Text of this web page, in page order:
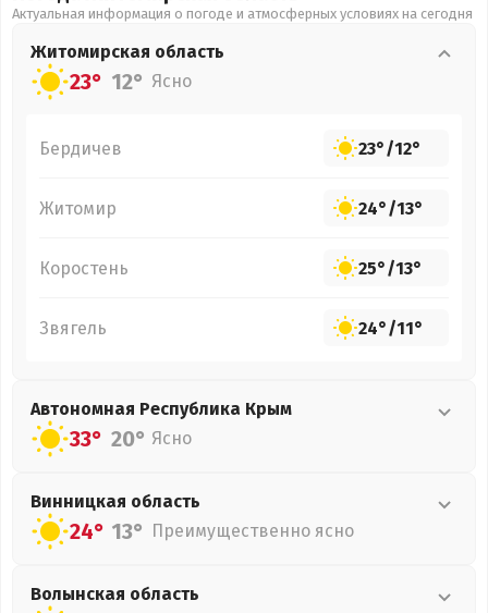
Актуальная информация о погоде и атмосферных условиях на сегодня
Житомирская область
23° 12° Ясно
Бердичев 23°/12°
Житомир 24°/13°
Коростень 25°/13°
Звягель 24°/11°
Автономная Республика Крым
33° 20° Ясно
Винницкая область
24° 13° Преимущественно ясно
Волынская область